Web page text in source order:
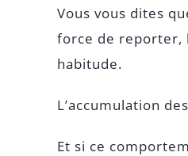
Vous vous dites
force de reporter,
habitude.
L’accumulation
Et si ce